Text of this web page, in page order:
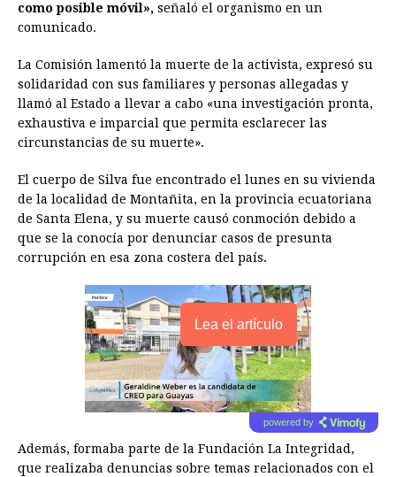
como posible móvil», señaló el organismo en un
comunicado.
La Comisión lamentó la muerte de la activista, expresó su
solidaridad con sus familiares y personas allegadas y
llamó al Estado a llevar a cabo «una investigación pronta,
exhaustiva e imparcial que permita esclarecer las
circunstancias de su muerte».
El cuerpo de Silva fue encontrado el lunes en su vivienda
de la localidad de Montañita, en la provincia ecuatoriana
de Santa Elena, y su muerte causó conmoción debido a
que se la conocía por denunciar casos de presunta
corrupción en esa zona costera del país.
Lea el artículo
powered by
Además, formaba parte de la Fundación La Integridad,
que realizaba denuncias sobre temas relacionados con el